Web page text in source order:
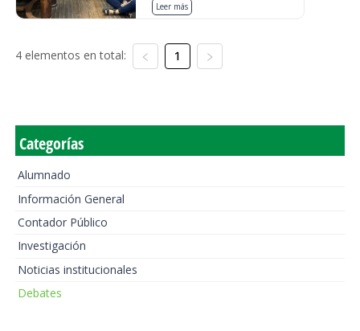
Leer más
4 elementos en total: 1
Categorías
Alumnado
Información General
Contador Público
Investigación
Noticias institucionales
Debates